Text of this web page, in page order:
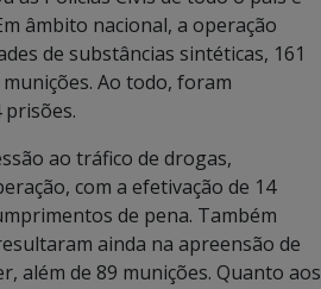
âmbito nacional, a operação
de substâncias sintéticas, 161
Ao todo, foram
prisões.
ao tráfico de drogas,
com a efetivação de 14
de pena. Também
ainda na apreensão de
além de 89 munições. Quanto aos